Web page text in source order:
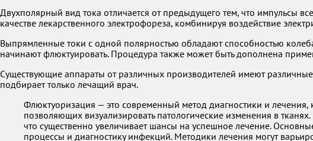
Двухполярный вид тока отличается от предыдущего тем, что импульсы
качестве лекарственного электрофореза, комбинируя воздействие
Выпрямленные токи с одной полярностью обладают способностью
начинают флюктуировать. Процедура также может быть дополнена
Существующие аппараты от различных производителей имеют
подбирает только лечащий врач.
Флюктуоризация — это современный метод диагностики и
позволяющих визуализировать патологические изменения в
что существенно увеличивает шансы на успешное лечение.
процессы и диагностику инфекций. Методики лечения могут